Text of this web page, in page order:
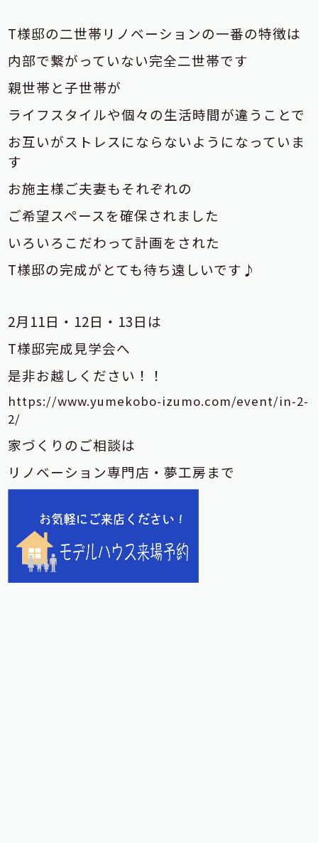
T様邸の二世帯リノベーションの一番の特徴は
内部で繋がっていない完全二世帯です
親世帯と子世帯が
ライフスタイルや個々の生活時間が違うことで
お互いがストレスにならないようになっていま
す
お施主様ご夫妻もそれぞれの
ご希望スペースを確保されました
いろいろこだわって計画をされた
T様邸の完成がとても待ち遠しいです♪
2月11日・12日・13日は
T様邸完成見学会へ
是非お越しください！！
https://www.yumekobo-izumo.com/event/in-2-
2/
家づくりのご相談は
リノベーション専門店・夢工房まで